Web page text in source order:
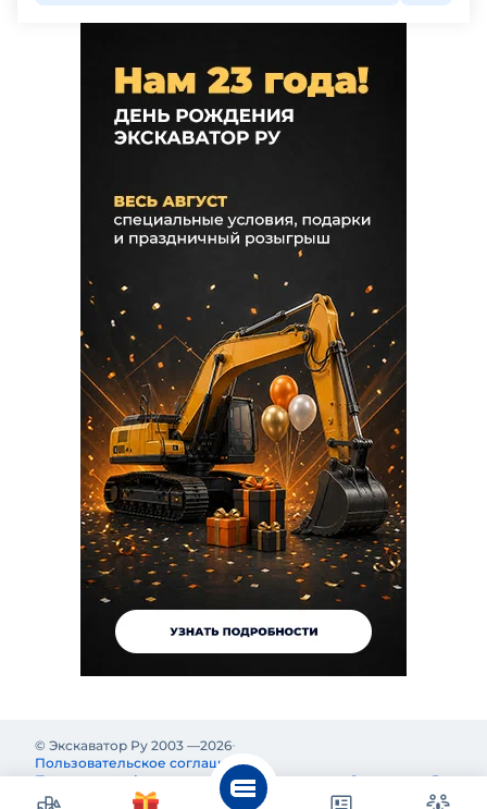
© Экскаватор Ру 2003 —2026
Пользовательское соглашение
Политика конфиденциальности
Реклама на Экскаватор Ру